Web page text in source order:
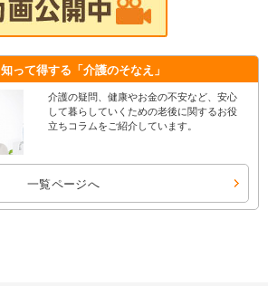
知って得する 「介護のそなえ」
介護の疑問、健康やお金の不安など、安心
して暮らしていくための老後に関するお役
立ちコラムをご紹介しています。
一覧ページへ